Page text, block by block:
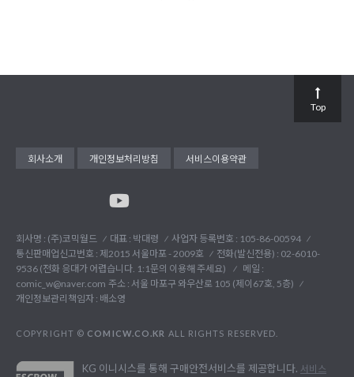
회사소개 개인정보처리방침 서비스이용약관
회사명 : (주)코믹월드 대표 : 박대령
사업자 등록번호 : 105-86-00594
통신판매업신고번호 : 제2015 서울마포 - 2009호
전화(발신전용) : 02-6010-
9536 (전화 응대가 어렵습니다. 1:1문의 이용해 주세요)
메일 :
comic_w@naver.com 주소 : 서울 마포구 와우산로 105 (제이67호, 5층)
개인정보관리책임자 : 배소영
COPYRIGHT © COMICW.CO.KR ALL RIGHTS RESERVED.
KG 이니시스를 통해 구매안전서비스를 제공합니다. 서비스
Top